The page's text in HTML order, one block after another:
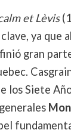
et Lèvis
ya que
gran
los Siete